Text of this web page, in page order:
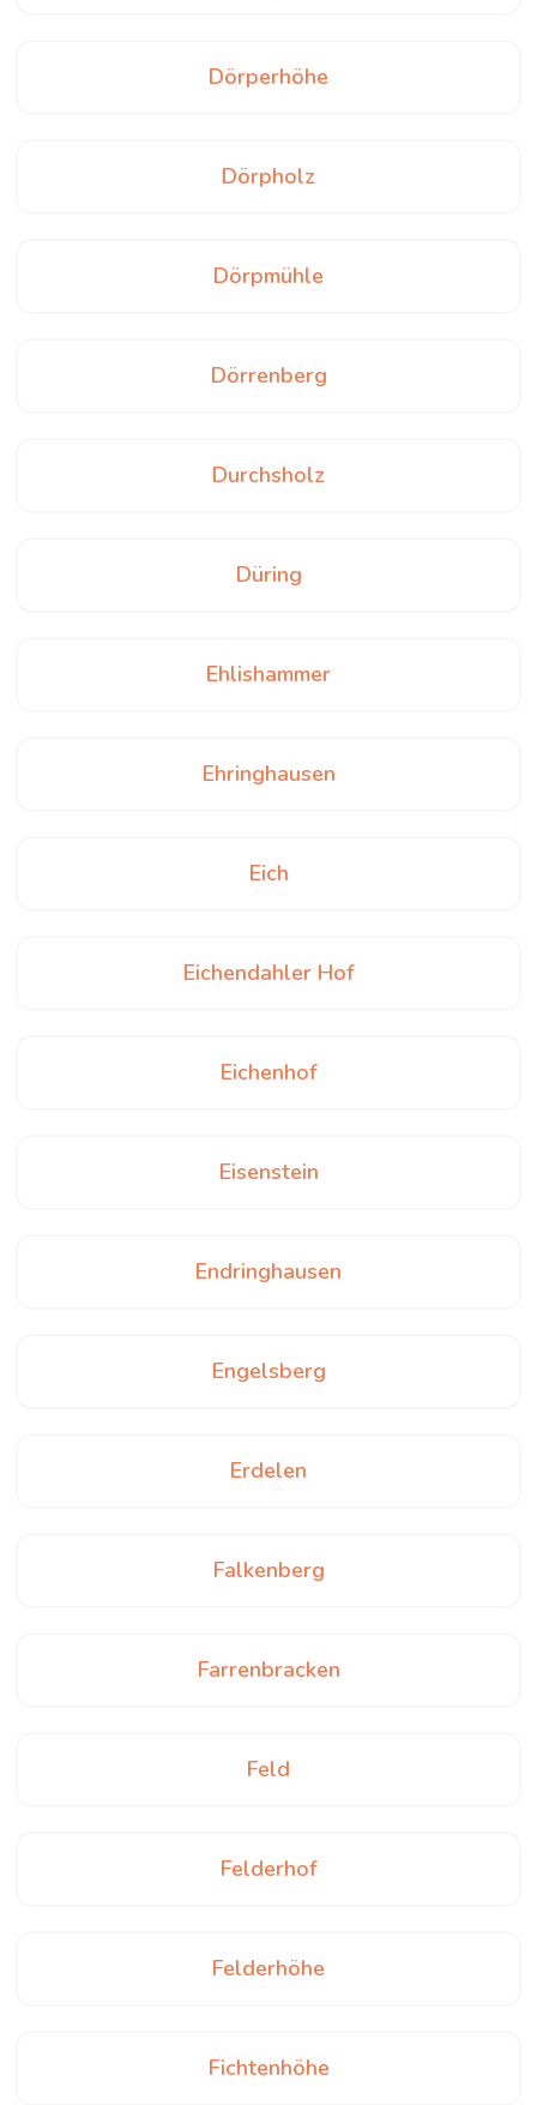
Dörperhöhe
Dörpholz
Dörpmühle
Dörrenberg
Durchsholz
Düring
Ehlishammer
Ehringhausen
Eich
Eichendahler Hof
Eichenhof
Eisenstein
Endringhausen
Engelsberg
Erdelen
Falkenberg
Farrenbracken
Feld
Felderhof
Felderhöhe
Fichtenhöhe